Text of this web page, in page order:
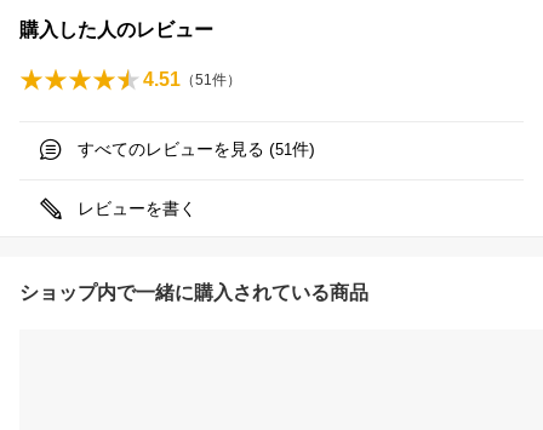
購入した人のレビュー
4.51 （51件）
すべてのレビューを見る (51件)
レビューを書く
ショップ内で一緒に購入されている商品